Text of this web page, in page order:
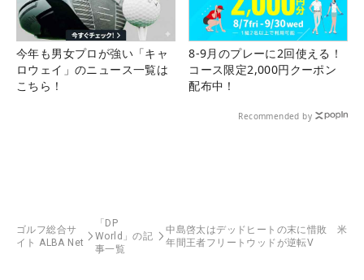
今年も男女プロが強い「キャ
ロウェイ」のニュース一覧は
こちら！
8-9月のプレーに2回使える！
コース限定2,000円クーポン
配布中！
Recommended by
ゴルフ総合サ
イト ALBA Net
「DP
World」の記
事一覧
中島啓太はデッドヒートの末に惜敗 米
年間王者フリートウッドが逆転V